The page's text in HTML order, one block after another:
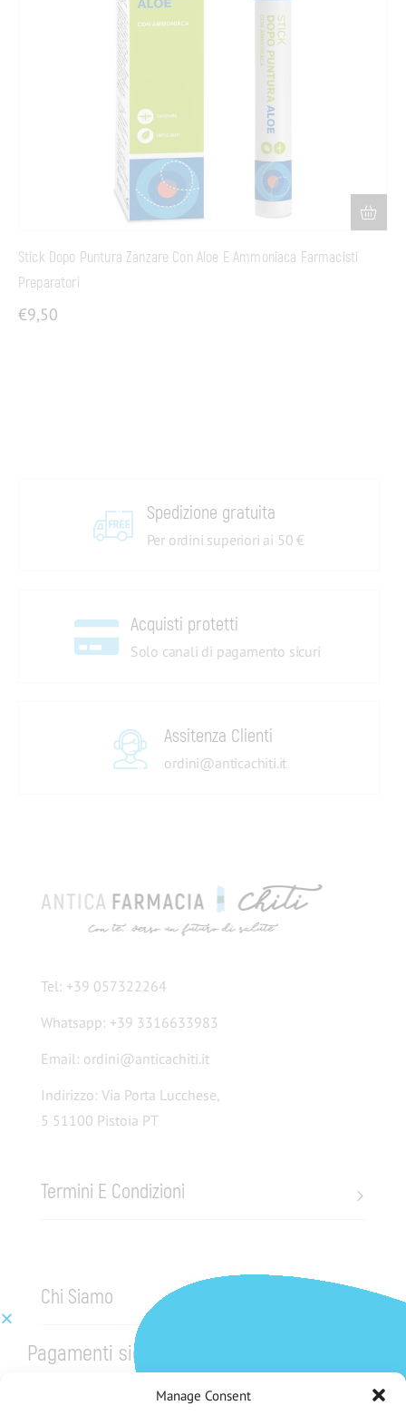
Manage Consent
Stick Dopo Puntura Zanzare Con Aloe E Ammoniaca Farmacisti
Preparatori
€9,50
Spedizione gratuita
Per ordini superiori ai 50 €
Acquisti protetti
Solo canali di pagamento sicuri
Assitenza Clienti
ordini@anticachiti.it
Tel: +39 057322264
Whatsapp: +39 3316633983
Email: ordini@anticachiti.it
Indirizzo: Via Porta Lucchese,
5 51100 Pistoia PT
Termini E Condizioni
Chi Siamo
Pagamenti sicuri